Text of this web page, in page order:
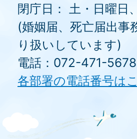
閉庁日： 土・日曜日
(婚姻届、死亡届出
り扱いしています)
電話：072-471-
各部署の電話番号は